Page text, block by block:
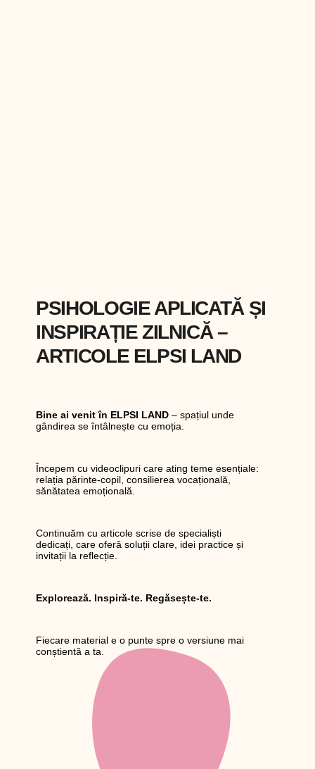
PSIHOLOGIE APLICATĂ ȘI
INSPIRAȚIE ZILNICĂ –
ARTICOLE ELPSI LAND
Bine ai venit în ELPSI LAND – spațiul unde
gândirea se întâlnește cu emoția.
Începem cu videoclipuri care ating teme esențiale:
relația părinte-copil, consilierea vocațională,
sănătatea emoțională.
Continuăm cu articole scrise de specialiști
dedicați, care oferă soluții clare, idei practice și
invitații la reflecție.
Explorează. Inspiră-te. Regăsește-te.
Fiecare material e o punte spre o versiune mai
conștientă a ta.